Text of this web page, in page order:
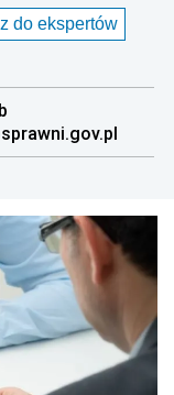
do ekspertów